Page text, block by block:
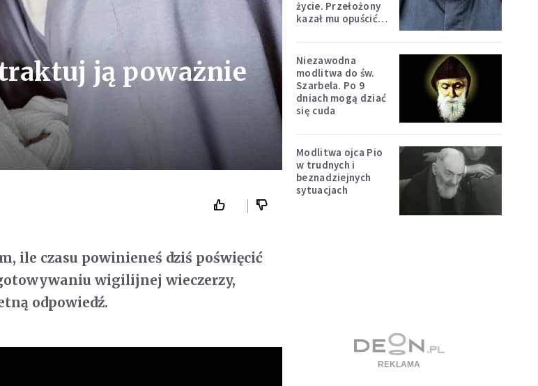
ją poważnie
ile czasu powinieneś dziś poświęcić
wigilijnej wieczerzy,
odpowiedź.
życie. Przełożony
kazał mu opuścić
Niezawodna
modlitwa do św.
Szarbela. Po 9
dniach mogą dziać
się cuda
Modlitwa ojca Pio
w trudnych i
beznadziejnych
sytuacjach